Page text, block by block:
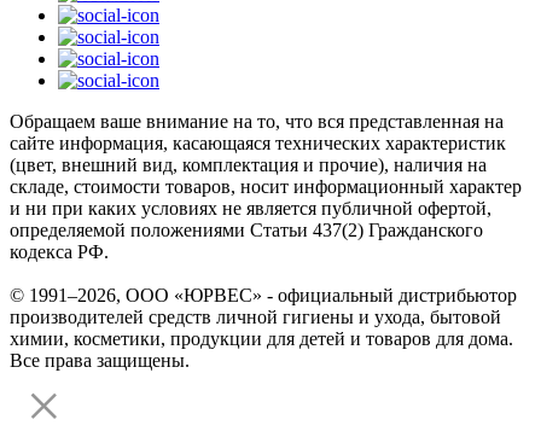
Обращаем ваше внимание на то, что вся представленная на
сайте информация, касающаяся технических характеристик
(цвет, внешний вид, комплектация и прочие), наличия на
складе, стоимости товаров, носит информационный характер
и ни при каких условиях не является публичной офертой,
определяемой положениями Статьи 437(2) Гражданского
кодекса РФ.
© 1991–2026, ООО «ЮРВЕС» - официальный дистрибьютор
производителей средств личной гигиены и ухода, бытовой
химии, косметики, продукции для детей и товаров для дома.
Все права защищены.